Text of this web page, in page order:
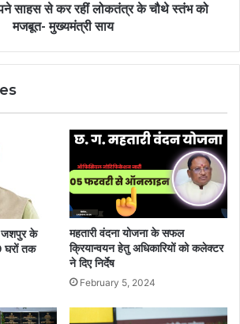
साहस से कर रहीं लोकतंत्र के चौथे स्तंभ को
मजबूत- मुख्यमंत्री साय
जशपुर के
घरों तक
महतारी वंदना योजना के सफल
क्रियान्वयन हेतु अधिकारियों को कलेक्टर
ने दिए निर्देष
February 5, 2024